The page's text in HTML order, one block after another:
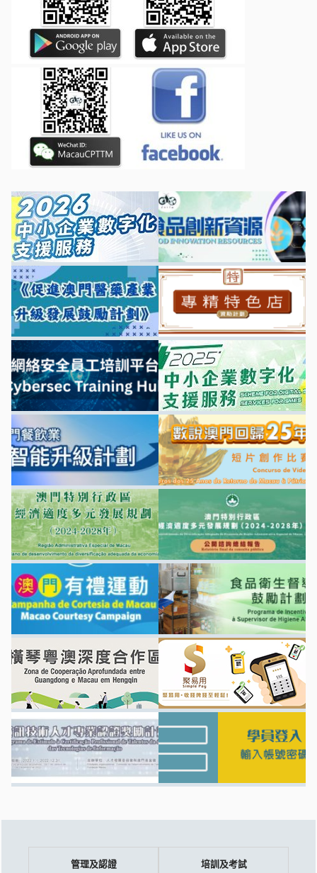
管理及認證
培訓及考試